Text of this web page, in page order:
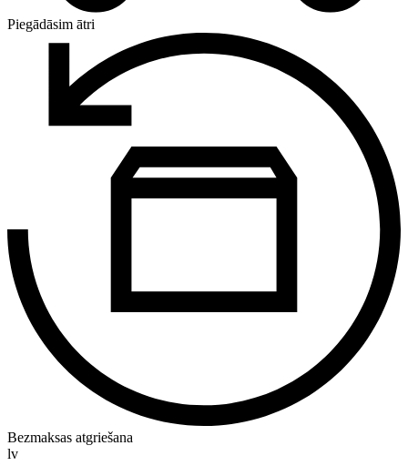
Piegādāsim ātri
Bezmaksas atgriešana
lv